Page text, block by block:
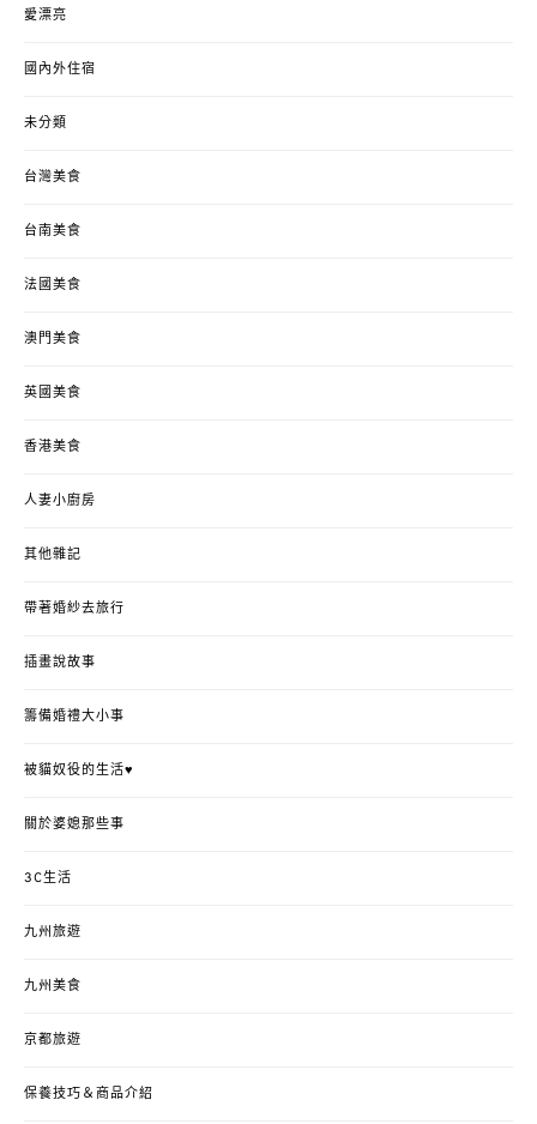
愛漂亮
國內外住宿
未分類
台灣美食
台南美食
法國美食
澳門美食
英國美食
香港美食
人妻小廚房
其他雜記
帶著婚紗去旅行
插畫說故事
籌備婚禮大小事
被貓奴役的生活♥
關於婆媳那些事
3C生活
九州旅遊
九州美食
京都旅遊
保養技巧＆商品介紹